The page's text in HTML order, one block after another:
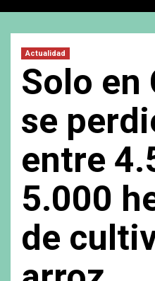
Actualidad
Solo en
se
entre
5.000
de